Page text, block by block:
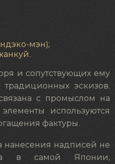
мэн);
и сопутствующих ему
эскизов.
с промыслом на
используются
фактуры.
нанесения надписей не
в самой Японии,